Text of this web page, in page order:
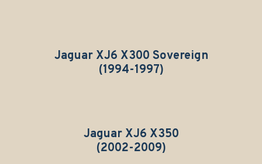
Jaguar XJ6 X300 Sovereign
(1994-1997)
Jaguar XJ6 X350
(2002-2009)